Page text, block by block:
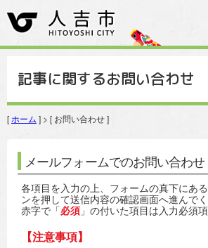
記事に関するお問い合わせ
[ ホーム ] > [ お問い合わせ ]
メールフォームでのお問い合わせ
各項目を入力の上、フォームの真下にあ
ンを押して送信内容の確認画面へ進んでく
赤字で「必須 」の付いた項目は入力必須項
【注意事項】